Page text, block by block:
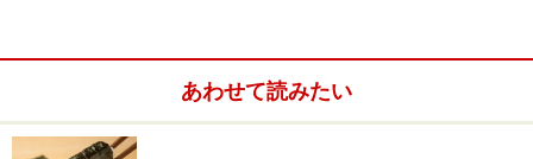
とは言い切れませんが、一言で簡単に説明するならば、
あわせて読みたい